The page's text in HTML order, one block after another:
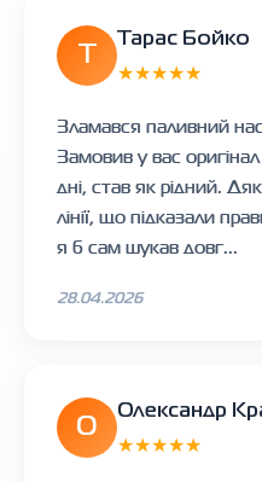
Тарас Бойко
★★★★★
Зламався паливний
Замовив у вас
дні, став як рідний.
лінії, що підказали
я б сам шукав довг...
28.04.2026
О
Олександр
★★★★★